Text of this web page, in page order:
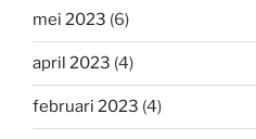
mei 2023 (6)
april 2023 (4)
februari 2023 (4)